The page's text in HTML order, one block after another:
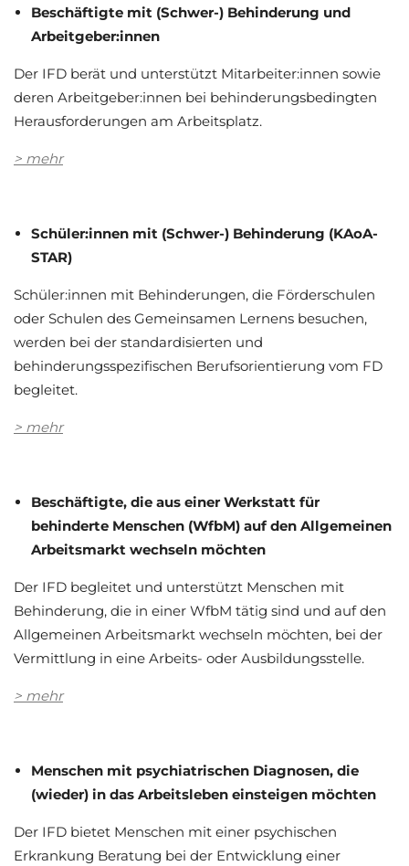
Beschäftigte mit (Schwer-) Behinderung und
Arbeitgeber:innen
Der IFD berät und unterstützt Mitarbeiter:innen sowie
deren Arbeitgeber:innen bei behinderungsbedingten
Herausforderungen am Arbeitsplatz.
> mehr
Schüler:innen mit (Schwer-) Behinderung (KAoA-
STAR)
Schüler:innen mit Behinderungen, die Förderschulen
oder Schulen des Gemeinsamen Lernens besuchen,
werden bei der standardisierten und
behinderungsspezifischen Berufsorientierung vom FD
begleitet.
> mehr
Beschäftigte, die aus einer Werkstatt für
behinderte Menschen (WfbM) auf den Allgemeinen
Arbeitsmarkt wechseln möchten
Der IFD begleitet und unterstützt Menschen mit
Behinderung, die in einer WfbM tätig sind und auf den
Allgemeinen Arbeitsmarkt wechseln möchten, bei der
Vermittlung in eine Arbeits- oder Ausbildungsstelle.
> mehr
Menschen mit psychiatrischen Diagnosen, die
(wieder) in das Arbeitsleben einsteigen möchten
Der IFD bietet Menschen mit einer psychischen
Erkrankung Beratung bei der Entwicklung einer